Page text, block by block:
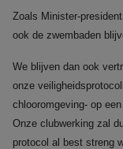
Zoals Minister-
ook de zwembaden
We blijven dan ook
onze
chlooromgeving- op
Onze clubwerking zal
protocol al best streng